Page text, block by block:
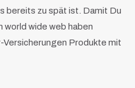
bereits zu spät ist. Damit Du
world wide web haben
Versicherungen Produkte mit